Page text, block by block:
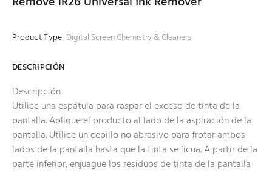
Product Type: Digital Screen Chemistry & Cleaners
DESCRIPCIÓN
Descripción
Utilice una espátula para raspar el exceso de tinta de la
pantalla. Aplique el producto al lado de la aspiración de la
pantalla. Utilice un cepillo no abrasivo para frotar ambos
lados de la pantalla hasta que la tinta se licua. A partir de la
parte inferior, enjuague los residuos de tinta de la pantalla